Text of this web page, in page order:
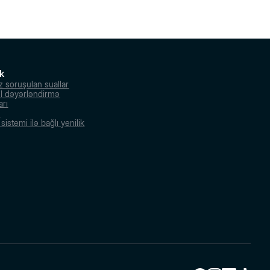
soruşulan suallar
dəyərləndirmə
ilə bağlı yenilik